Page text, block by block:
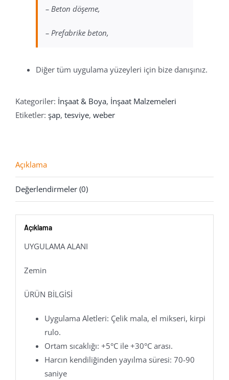
– Beton döşeme,
– Prefabrike beton,
Diğer tüm uygulama yüzeyleri için bize danışınız.
Kategoriler: İnşaat & Boya, İnşaat Malzemeleri
Etiketler: şap, tesviye, weber
Açıklama
Değerlendirmeler (0)
Açıklama
UYGULAMA ALANI
Zemin
ÜRÜN BİLGİSİ
Uygulama Aletleri: Çelik mala, el mikseri, kirpi
rulo.
Ortam sıcaklığı: +5°C ile +30°C arası.
Harcın kendiliğinden yayılma süresi: 70-90
saniye